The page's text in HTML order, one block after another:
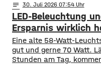
viele Insektenarten
aufgeräumte Beete und
nehmen ihnen Nistplätze
Insektenhotel in
notes 30. Juli 2026 07:54
LED-Beleuchtung
Ersparnis wirklich
Eine alte 58-Watt-
gut und gerne 70 Watt.
Stunden am Tag,